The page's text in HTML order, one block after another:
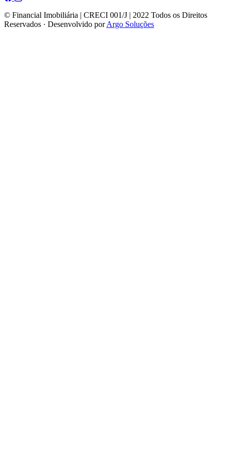
© Financial Imobiliária | CRECI 001/J | 2022 Todos os Direitos
Reservados · Desenvolvido porArgo Soluções